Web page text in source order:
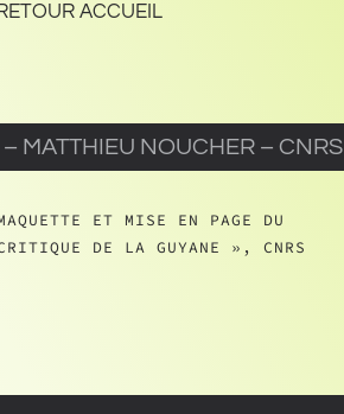
ACCUEIL
MATTHIEU NOUCHER – CNRS
ET MISE EN PAGE DU
DE LA GUYANE », CNRS